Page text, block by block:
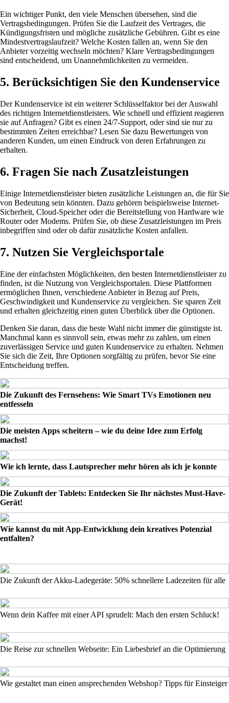
Ein wichtiger Punkt, den viele Menschen übersehen, sind die
Vertragsbedingungen. Prüfen Sie die Laufzeit des Vertrages, die
Kündigungsfristen und mögliche zusätzliche Gebühren. Gibt es eine
Mindestvertragslaufzeit? Welche Kosten fallen an, wenn Sie den
Anbieter vorzeitig wechseln möchten? Klare Vertragsbedingungen
sind entscheidend, um Unannehmlichkeiten zu vermeiden.
5. Berücksichtigen Sie den Kundenservice
Der Kundenservice ist ein weiterer Schlüsselfaktor bei der Auswahl
des richtigen Internetdienstleisters. Wie schnell und effizient reagieren
sie auf Anfragen? Gibt es einen 24/7-Support, oder sind sie nur zu
bestimmten Zeiten erreichbar? Lesen Sie dazu Bewertungen von
anderen Kunden, um einen Eindruck von deren Erfahrungen zu
erhalten.
6. Fragen Sie nach Zusatzleistungen
Einige Internetdienstleister bieten zusätzliche Leistungen an, die für Sie
von Bedeutung sein könnten. Dazu gehören beispielsweise Internet-
Sicherheit, Cloud-Speicher oder die Bereitstellung von Hardware wie
Router oder Modems. Prüfen Sie, ob diese Zusatzleistungen im Preis
inbegriffen sind oder ob dafür zusätzliche Kosten anfallen.
7. Nutzen Sie Vergleichsportale
Eine der einfachsten Möglichkeiten, den besten Internetdienstleister zu
finden, ist die Nutzung von Vergleichsportalen. Diese Plattformen
ermöglichen Ihnen, verschiedene Anbieter in Bezug auf Preis,
Geschwindigkeit und Kundenservice zu vergleichen. Sie sparen Zeit
und erhalten gleichzeitig einen guten Überblick über die Optionen.
Denken Sie daran, dass die beste Wahl nicht immer die günstigste ist.
Manchmal kann es sinnvoll sein, etwas mehr zu zahlen, um einen
zuverlässigen Service und guten Kundenservice zu erhalten. Nehmen
Sie sich die Zeit, Ihre Optionen sorgfältig zu prüfen, bevor Sie eine
Entscheidung treffen.
Die Zukunft des Fernsehens: Wie Smart TVs Emotionen neu
entfesseln
Die meisten Apps scheitern – wie du deine Idee zum Erfolg
machst!
Wie ich lernte, dass Lautsprecher mehr hören als ich je konnte
Die Zukunft der Tablets: Entdecken Sie Ihr nächstes Must-Have-
Gerät!
Wie kannst du mit App-Entwicklung dein kreatives Potenzial
entfalten?
Die Zukunft der Akku-Ladegeräte: 50% schnellere Ladezeiten für alle
Wenn dein Kaffee mit einer API sprudelt: Mach den ersten Schluck!
Die Reise zur schnellen Webseite: Ein Liebesbrief an die Optimierung
Wie gestaltet man einen ansprechenden Webshop? Tipps für Einsteiger